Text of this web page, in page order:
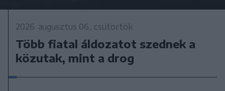
2026. augusztus 06., csütörtök
Több fiatal áldozatot szednek a
közutak, mint a drog